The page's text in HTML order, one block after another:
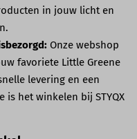
in jouw licht en
Onze webshop
favoriete Little Greene
levering en een
het winkelen bij STYQX